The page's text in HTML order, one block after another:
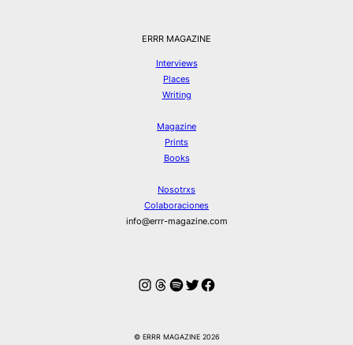
ERRR MAGAZINE
Interviews
Places
Writing
Magazine
Prints
Books
Nosotrxs
Colaboraciones
info@errr-magazine.com
Instagram
Hilos
Spotify
Twitter
Facebook
© ERRR MAGAZINE 2026